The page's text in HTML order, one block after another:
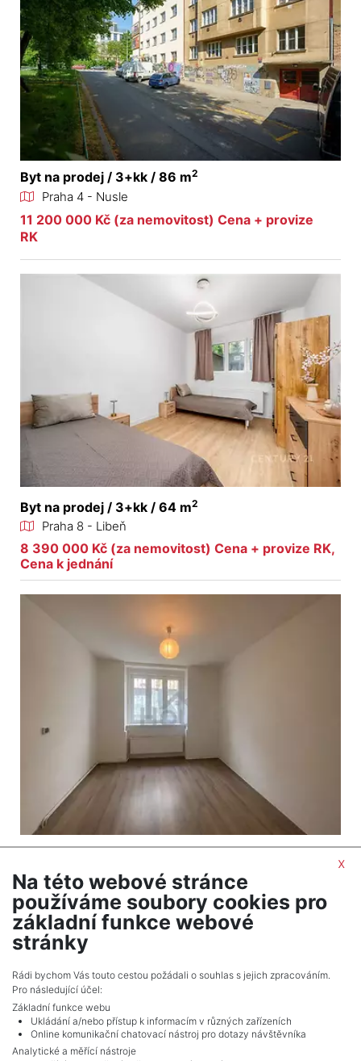
Byt na prodej / 3+kk / 86 m2
Praha 4 - Nusle
11 200 000 Kč (za nemovitost) Cena + provize
RK
Byt na prodej / 3+kk / 64 m2
Praha 8 - Libeň
8 390 000 Kč (za nemovitost) Cena + provize RK,
Cena k jednání
2
Libeň - Praha
6 290 000 Kč (za nemovitost) Cena včetně
provize, včetně právního servisu, včetně provize,
včetně právního servisu
Celkem2inzerátů.
x
Na této webové stránce
používáme soubory cookies pro
základní funkce webové
stránky
Rádi bychom Vás touto cestou požádali o souhlas s jejich zpracováním.
Pro následující účel:
Základní funkce webu
Ukládání a/nebo přístup k informacím v různých zařízeních
Online komunikační chatovací nástroj pro dotazy návštěvníka
Analytické a měřící nástroje